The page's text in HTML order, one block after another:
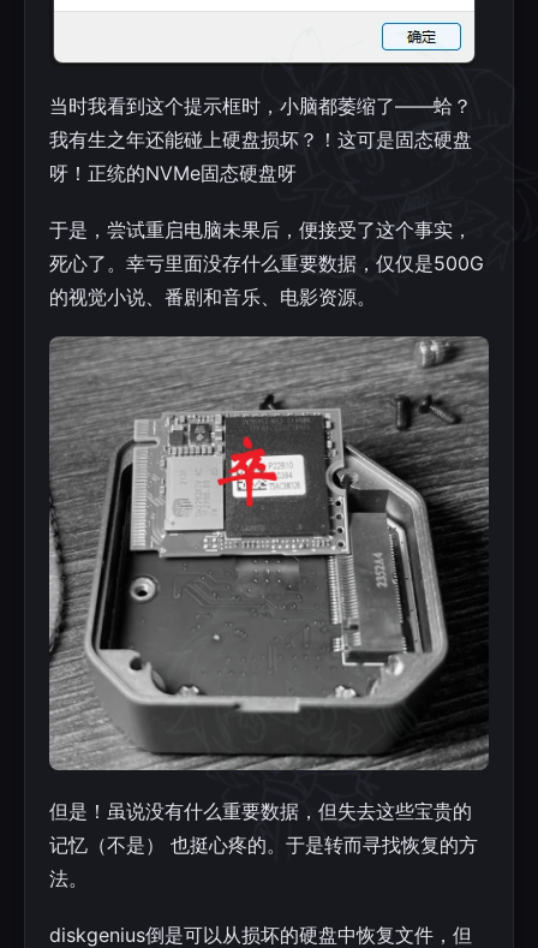
当时我看到这个提示框时，小脑都萎缩了——蛤？
我有生之年还能碰上硬盘损坏？！这可是固态硬盘
呀！正统的NVMe固态硬盘呀
于是，尝试重启电脑未果后，便接受了这个事实，
死心了。幸亏里面没存什么重要数据，仅仅是500G
的视觉小说、番剧和音乐、电影资源。
但是！虽说没有什么重要数据，但失去这些宝贵的
记忆（不是） 也挺心疼的。于是转而寻找恢复的方
法。
diskgenius倒是可以从损坏的硬盘中恢复文件，但